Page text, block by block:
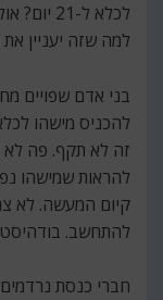
לכלא ל-
למה שזה יעניין
בני אדם שפויים
להכניס מישהו
זה לא תקף. פה לא
להראות שמישהו
קיום המעשה. לא
להתחשב.
חברי כנסת